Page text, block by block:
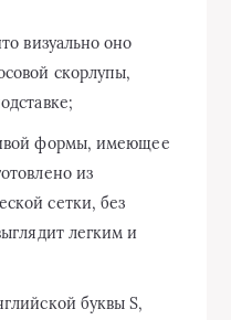
визуально оно
скорлупы,
формы, имеющее
из
сетки, без
легким и
буквы S,